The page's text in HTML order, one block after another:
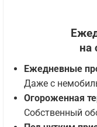
на
Ежедневные
Даже с
Огороженная
Собственный